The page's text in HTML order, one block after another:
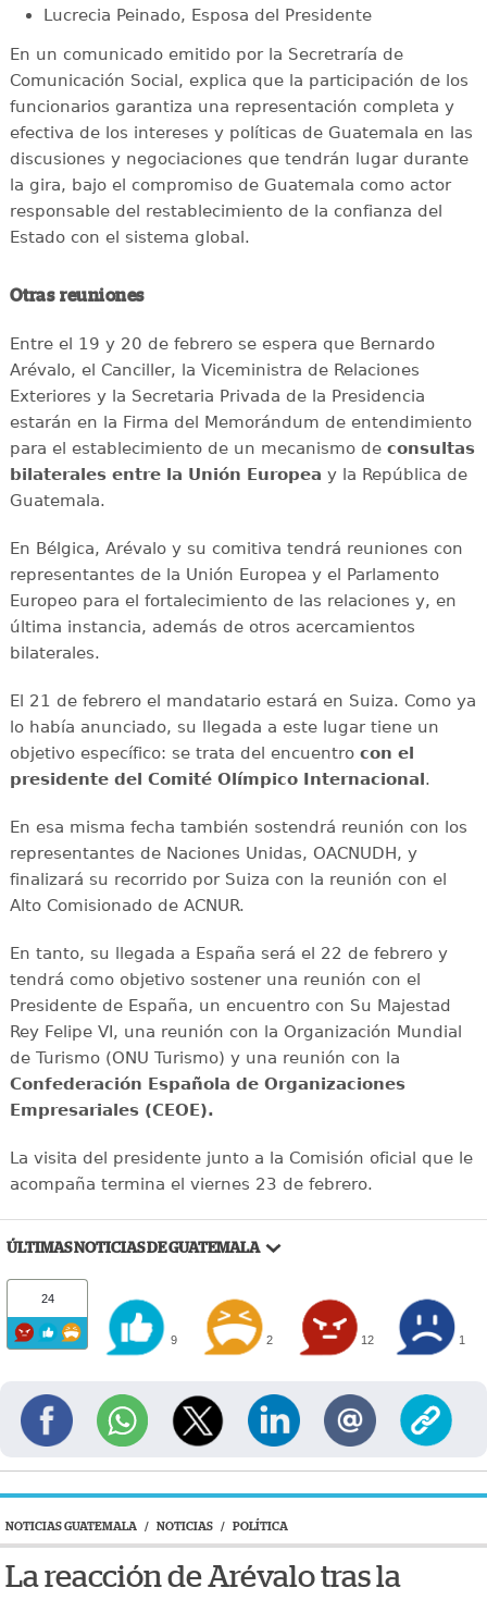
⁠Lucrecia Peinado, Esposa del Presidente
En un comunicado emitido por la Secretraría de
Comunicación Social, explica que la participación de los
funcionarios garantiza una representación completa y
efectiva de los intereses y políticas de Guatemala en las
discusiones y negociaciones que tendrán lugar durante
la gira, bajo el compromiso de Guatemala como actor
responsable del restablecimiento de la confianza del
Estado con el sistema global.
Otras reuniones
Entre el 19 y 20 de febrero se espera que Bernardo
Arévalo, el Canciller, la Viceministra de Relaciones
Exteriores y la Secretaria Privada de la Presidencia
estarán en la Firma del Memorándum de entendimiento
para el establecimiento de un mecanismo de consultas
bilaterales entre la Unión Europea y la República de
Guatemala.
En Bélgica, Arévalo y su comitiva tendrá reuniones con
representantes de la Unión Europea y el Parlamento
Europeo para el fortalecimiento de las relaciones y, en
última instancia, además de otros acercamientos
bilaterales.
El 21 de febrero el mandatario estará en Suiza. Como ya
lo había anunciado, su llegada a este lugar tiene un
objetivo específico: se trata del encuentro con el
presidente del Comité Olímpico Internacional.
En esa misma fecha también sostendrá reunión con los
representantes de Naciones Unidas, OACNUDH, y
finalizará su recorrido por Suiza con la reunión con el
Alto Comisionado de ACNUR.
En tanto, su llegada a España será el 22 de febrero y
tendrá como objetivo sostener una reunión con el
Presidente de España, un encuentro con Su Majestad
Rey Felipe VI, una reunión con la Organización Mundial
de Turismo (ONU Turismo) y una reunión con la
Confederación Española de Organizaciones
Empresariales (CEOE).
La visita del presidente junto a la Comisión oficial que le
acompaña termina el viernes 23 de febrero.
ÚLTIMAS NOTICIAS DE GUATEMALA
24
9 2 12 1
NOTICIAS GUATEMALA / NOTICIAS / POLÍTICA
La reacción de Arévalo tras la